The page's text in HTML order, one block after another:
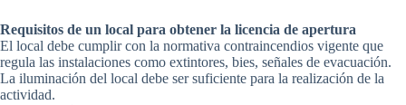
Requisitos de un local para obtener la licencia de apertura
El local debe cumplir con la normativa contraincendios vigente que
regula las instalaciones como extintores, bies, señales de evacuación.
La iluminación del local debe ser suficiente para la realización de la
actividad.